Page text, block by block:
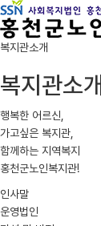
복지관소개
복지관소개
행복한 어르신,
가고싶은 복지관,
함께하는 지역복지
홍천군노인복지관!
인사말
운영법인